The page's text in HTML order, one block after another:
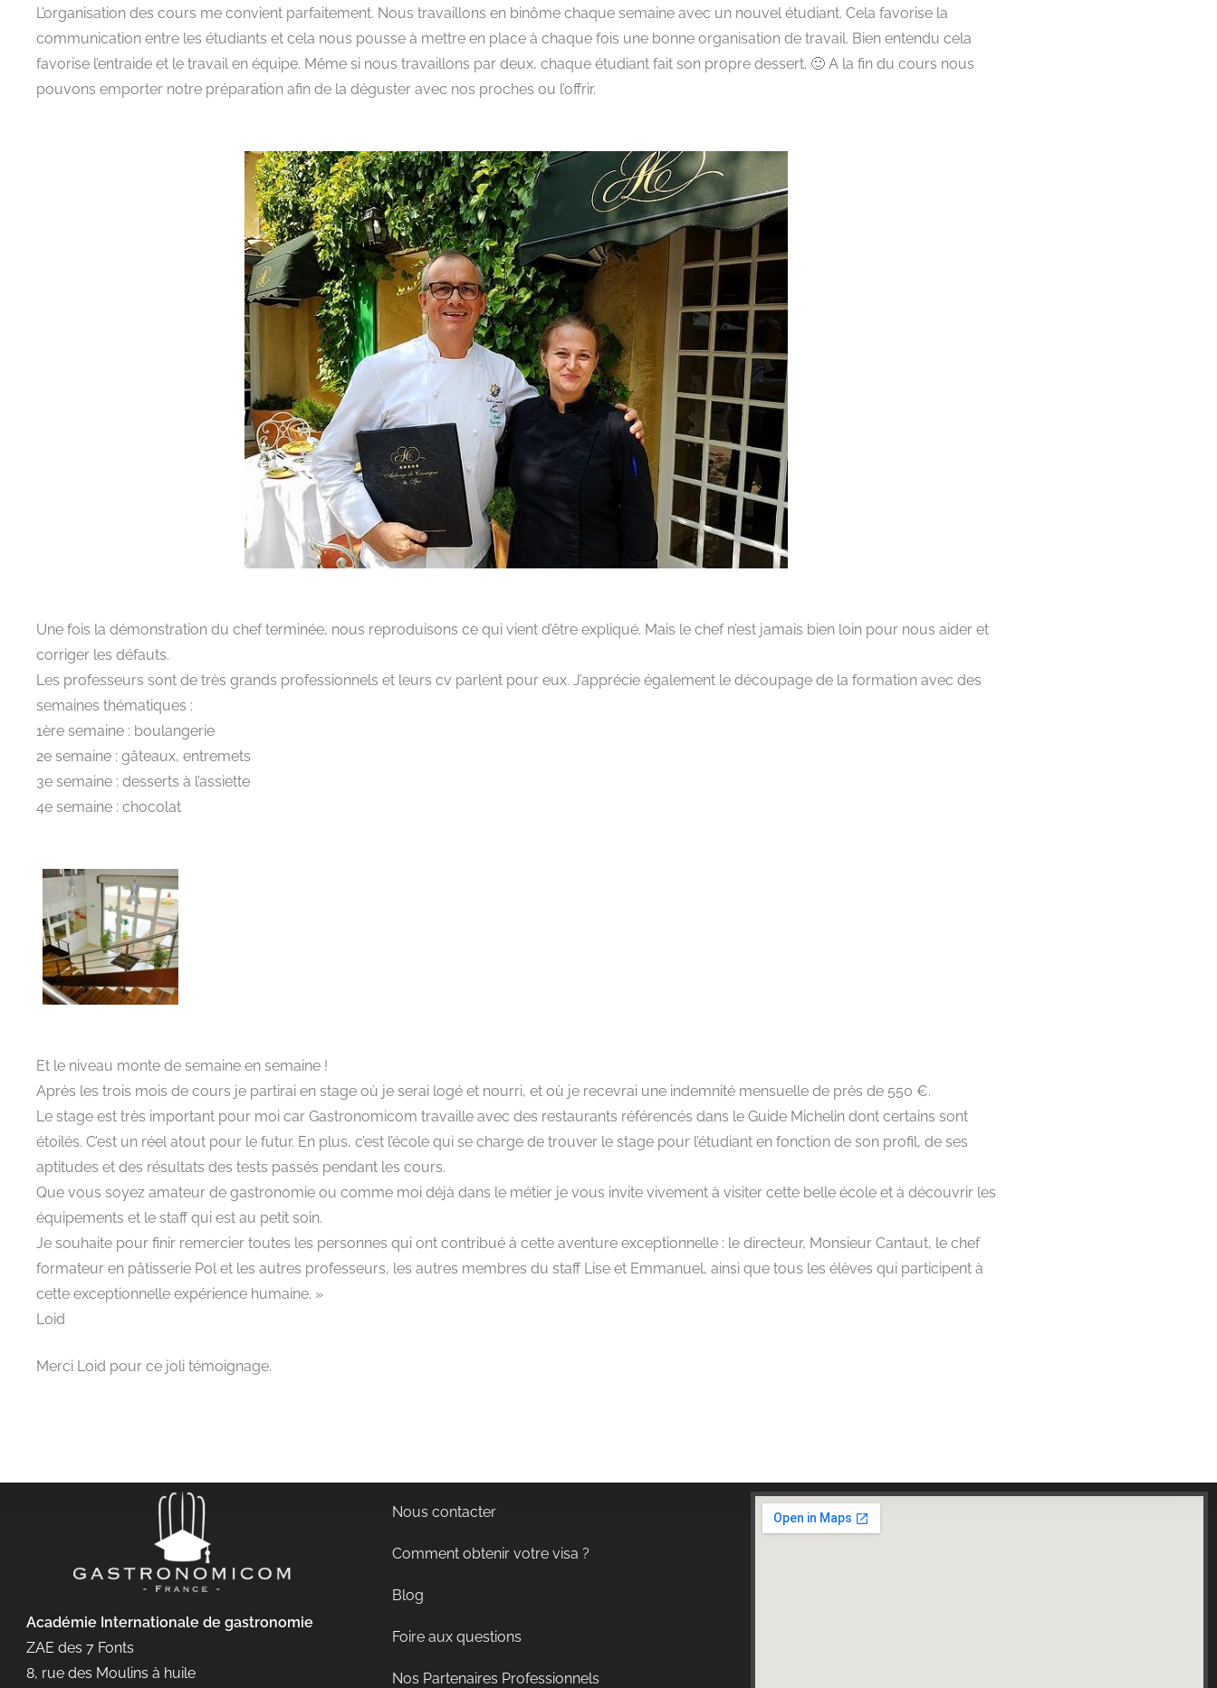
L’organisation des cours me convient parfaitement. Nous travaillons en binôme chaque semaine avec un nouvel étudiant. Cela favorise la
communication entre les étudiants et cela nous pousse à mettre en place à chaque fois une bonne organisation de travail. Bien entendu cela
favorise l’entraide et le travail en équipe. Même si nous travaillons par deux, chaque étudiant fait son propre dessert. 🙂 A la fin du cours nous
pouvons emporter notre préparation afin de la déguster avec nos proches ou l’offrir.
Une fois la démonstration du chef terminée, nous reproduisons ce qui vient d’être expliqué. Mais le chef n’est jamais bien loin pour nous aider et
corriger les défauts.
Les professeurs sont de très grands professionnels et leurs cv parlent pour eux. J’apprécie également le découpage de la formation avec des
semaines thématiques :
1ère semaine : boulangerie
2e semaine : gâteaux, entremets
3e semaine : desserts à l’assiette
4e semaine : chocolat
Et le niveau monte de semaine en semaine !
Après les trois mois de cours je partirai en stage où je serai logé et nourri, et où je recevrai une indemnité mensuelle de près de 550 €.
Le stage est très important pour moi car Gastronomicom travaille avec des restaurants référencés dans le Guide Michelin dont certains sont
étoilés. C’est un réel atout pour le futur. En plus, c’est l’école qui se charge de trouver le stage pour l’étudiant en fonction de son profil, de ses
aptitudes et des résultats des tests passés pendant les cours.
Que vous soyez amateur de gastronomie ou comme moi déjà dans le métier je vous invite vivement à visiter cette belle école et à découvrir les
équipements et le staff qui est au petit soin.
Je souhaite pour finir remercier toutes les personnes qui ont contribué à cette aventure exceptionnelle : le directeur, Monsieur Cantaut, le chef
formateur en pâtisserie Pol et les autres professeurs, les autres membres du staff Lise et Emmanuel, ainsi que tous les élèves qui participent à
cette exceptionnelle expérience humaine. »
Loid
Merci Loid pour ce joli témoignage.
Académie Internationale de gastronomie
ZAE des 7 Fonts
8, rue des Moulins à huile
Nous contacter
Comment obtenir votre visa ?
Blog
Foire aux questions
Nos Partenaires Professionnels